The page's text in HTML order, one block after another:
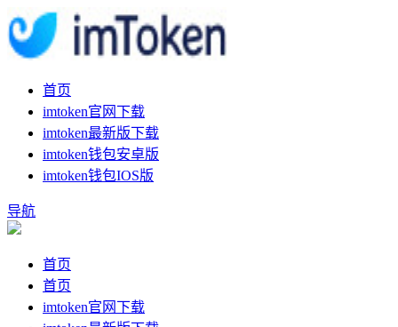
首页
imtoken官网下载
imtoken最新版下载
imtoken钱包安卓版
imtoken钱包IOS版
导航
首页
首页
imtoken官网下载